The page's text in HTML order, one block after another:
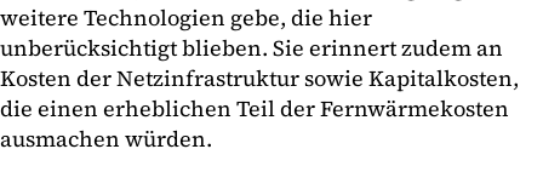
weitere Technologien gebe, die hier
unberücksichtigt blieben. Sie erinnert zudem an
Kosten der Netzinfrastruktur sowie Kapitalkosten,
die einen erheblichen Teil der Fernwärmekosten
ausmachen würden.